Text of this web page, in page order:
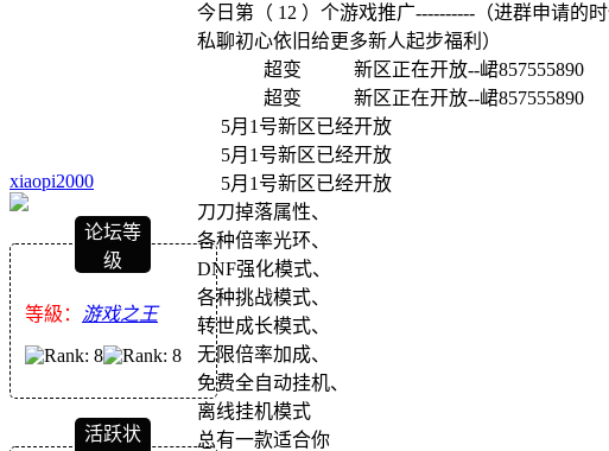
xiaopi2000
论坛等
级
等級： 游戏之王
活跃状
今日第（ 12 ）个游戏推广----------（进群申请的
私聊初心依旧给更多新人起步福利）
超变 新区正在开放--峮857555890
超变 新区正在开放--峮857555890
5月1号新区已经开放
5月1号新区已经开放
5月1号新区已经开放
刀刀掉落属性、
各种倍率光环、
DNF强化模式、
各种挑战模式、
转世成长模式、
无限倍率加成、
免费全自动挂机、
离线挂机模式
总有一款适合你